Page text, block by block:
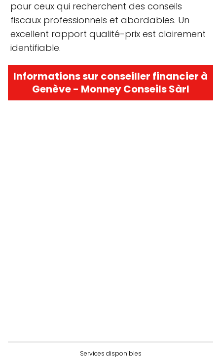
pour ceux qui recherchent des conseils
fiscaux professionnels et abordables. Un
excellent rapport qualité-prix est clairement
identifiable.
Informations sur conseiller financier à
Genève - Monney Conseils Sàrl
Services disponibles